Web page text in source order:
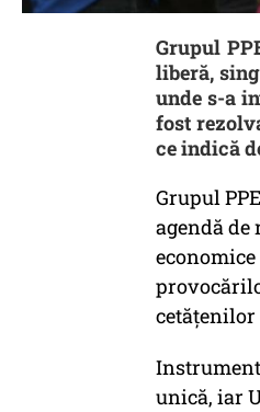
Grupul
liberă,
unde s-a
fost
ce indică
Grupul
agendă
cetățenilor
unică, iar